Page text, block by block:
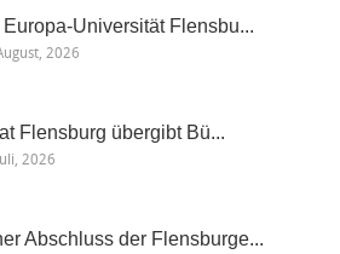
Universität Flensbu...
2026
Flensburg übergibt Bü...
2026
Abschluss der Flensburge...